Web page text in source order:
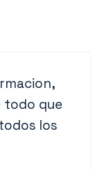
todo que
los